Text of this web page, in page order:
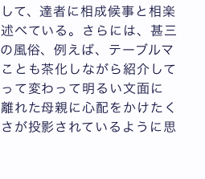
て、達者に相成候事と相楽
べている。さらには、甚三
風俗、例えば、テーブルマ
とも茶化しながら紹介して
て変わって明るい文面に
れた母親に心配をかけたく
が投影されているように思